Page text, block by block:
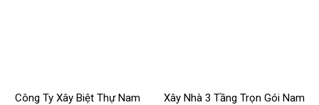
Công Ty Xây Biệt Thự Nam
Xây Nhà 3 Tầng Trọn Gói Nam